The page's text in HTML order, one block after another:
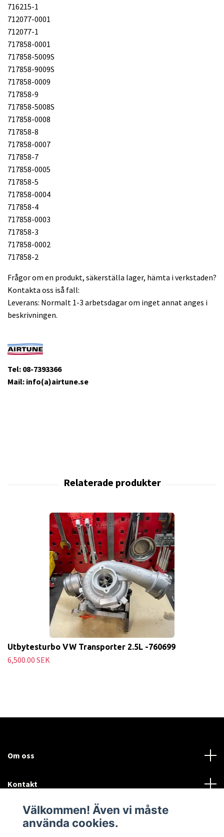
716215-1
712077-0001
712077-1
717858-0001
717858-5009S
717858-9009S
717858-0009
717858-9
717858-5008S
717858-0008
717858-8
717858-0007
717858-7
717858-0005
717858-5
717858-0004
717858-4
717858-0003
717858-3
717858-0002
717858-2
Frågor om en produkt, säkerställa lager, hämta i verkstaden?
Kontakta oss iså fall:
Leverans: Normalt 1-3 arbetsdagar om inget annat anges i
beskrivningen.
Tel: 08-7393366
Mail: info(a)airtune.se
Utbytesturbo VW Transporter 2.5L -760699
6,500.00 SEK
Om oss
Kontakt
Mer information:
Välkommen! Även vi måste
använda cookies.